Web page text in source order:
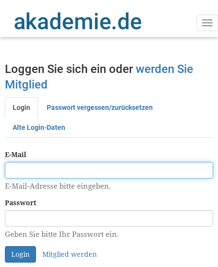
Inhalt
Loggen Sie sich ein oder werden Sie
Mitglied
Primäre
Reiter
Login Passwort vergessen/zurücksetzen
Alte Login-Daten
E-Mail
E-Mail-Adresse bitte eingeben.
Passwort
Geben Sie bitte Ihr Passwort ein.
Login Mitglied werden